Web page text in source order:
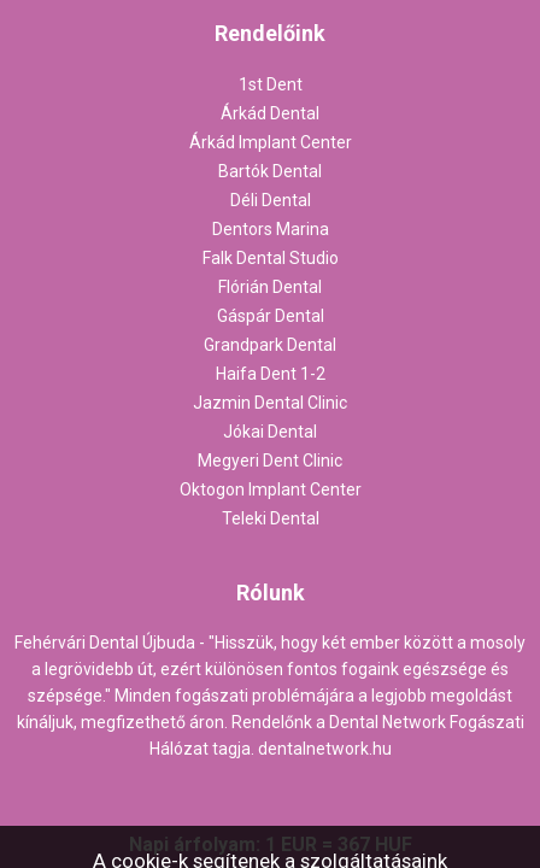
A cookie-k segítenek a szolgáltatásaink
Rendelőink
1st Dent
Árkád Dental
Árkád Implant Center
Bartók Dental
Déli Dental
Dentors Marina
Falk Dental Studio
Flórián Dental
Gáspár Dental
Grandpark Dental
Haifa Dent 1-2
Jazmin Dental Clinic
Jókai Dental
Megyeri Dent Clinic
Oktogon Implant Center
Teleki Dental
Rólunk
Fehérvári Dental Újbuda - "Hisszük, hogy két ember között a mosoly
a legrövidebb út, ezért különösen fontos fogaink egészsége és
szépsége." Minden fogászati problémájára a legjobb megoldást
kínáljuk, megfizethető áron. Rendelőnk a Dental Network Fogászati
Hálózat tagja. dentalnetwork.hu
Napi árfolyam: 1 EUR = 367 HUF